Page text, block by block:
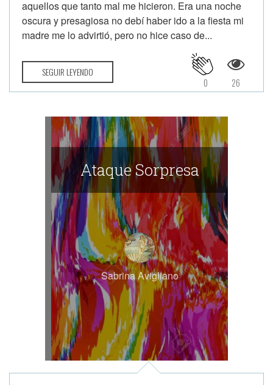
aquellos que tanto mal me hicieron. Era una noche
oscura y presagiosa no debí haber ido a la fiesta mi
madre me lo advirtió, pero no hice caso de...
SEGUIR LEYENDO
26
0
Ataque Sorpresa
Sabrina Avigliano